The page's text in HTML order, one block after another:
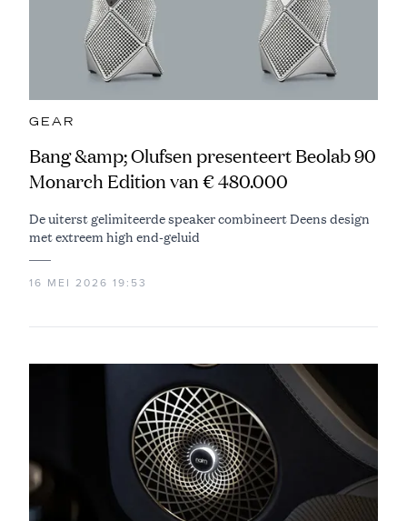
GEAR
Bang &amp; Olufsen presenteert Beolab 90
Monarch Edition van € 480.000
De uiterst gelimiteerde speaker combineert Deens design
met extreem high end-geluid
16 MEI 2026 19:53